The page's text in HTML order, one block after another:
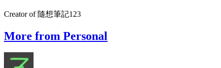
Creator of 隨想筆記123
More from Personal